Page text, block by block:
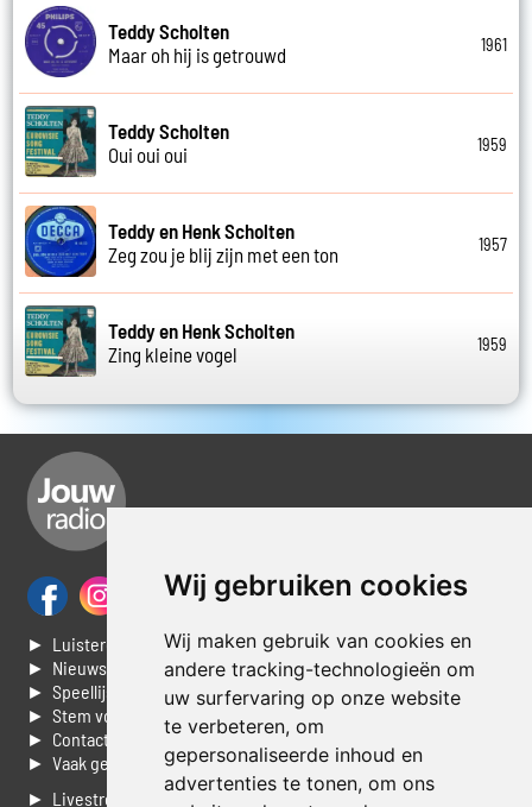
Wij gebruiken cookies
Wij maken gebruik van cookies en
andere tracking-technologieën om
uw surfervaring op onze website
te verbeteren, om
gepersonaliseerde inhoud en
advertenties te tonen, om ons
Teddy Scholten
Maar oh hij is getrouwd
1961
Teddy Scholten
Oui oui oui
1959
Teddy en Henk Scholten
Zeg zou je blij zijn met een ton
1957
Teddy en Henk Scholten
Zing kleine vogel
1959
► Luisteren naar Jouwradio
► Nieuws
► Speellijst
► Stem voor de Dag top 3
► Contacteer ons
► Vaak gestelde vragen
► Livestream informatie